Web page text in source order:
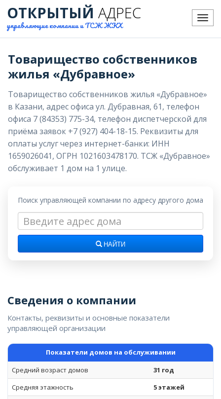
Меню
ОТКРЫТЫЙ АДРЕС
управляющие компании и ТСЖ ЖКХ
Товарищество собственников
жилья «Дубравное»
Товарищество собственников жилья «Дубравное»
в Казани, адрес офиса ул. Дубравная, 61, телефон
офиса 7 (84353) 775-34, телефон диспетчерской для
приёма заявок +7 (927) 404-18-15. Реквизиты для
оплаты услуг через интернет-банки: ИНН
1659026041, ОГРН 1021603478170. ТСЖ «Дубравное»
обслуживает 1 дом на 1 улице.
Поиск управляющей компании по адресу другого дома
НАЙТИ
Сведения о компании
Контакты, реквизиты и основные показатели
управляющей организации
Показатели домов на обслуживании
Средний возраст домов
31 год
Средняя этажность
5 этажей